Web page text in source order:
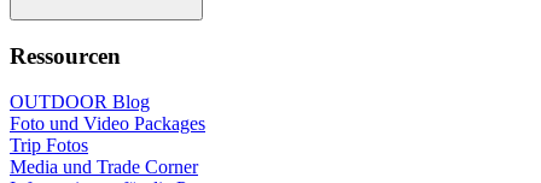
Ressourcen
OUTDOOR Blog
Foto und Video Packages
Trip Fotos
Media und Trade Corner